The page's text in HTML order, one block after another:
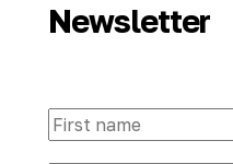
Newsletter